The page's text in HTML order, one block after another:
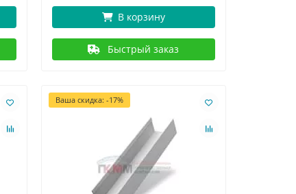
В корзину
Быстрый заказ
Ваша скидка: -17%